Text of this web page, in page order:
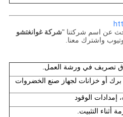
عن اسم شركتنا "شركة غوانغتشو
واشترك معنا.
تصريف في ورشة العمل.
برك أو خزانات لجهاز صنع الخضروات
إمدادات الوقود
أثناء التثبيت.